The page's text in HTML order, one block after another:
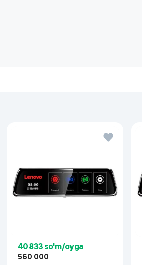
40 833 so'm/oyga
560 000